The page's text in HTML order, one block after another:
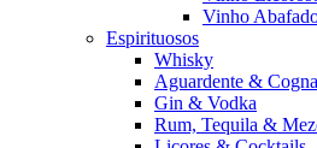
Vinho
Espirituosos
Whisky
Aguardente &
Gin & Vodka
Rum, Tequila &